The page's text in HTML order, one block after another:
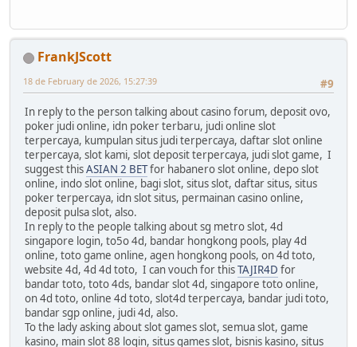
FrankJScott
#9
18 de February de 2026, 15:27:39
In reply to the person talking about casino forum, deposit ovo,
poker judi online, idn poker terbaru, judi online slot
terpercaya, kumpulan situs judi terpercaya, daftar slot online
terpercaya, slot kami, slot deposit terpercaya, judi slot game, I
suggest thisASIAN 2 BETfor habanero slot online, depo slot
online, indo slot online, bagi slot, situs slot, daftar situs, situs
poker terpercaya, idn slot situs, permainan casino online,
deposit pulsa slot, also.
In reply to the people talking about sg metro slot, 4d
singapore login, to5o 4d, bandar hongkong pools, play 4d
online, toto game online, agen hongkong pools, on 4d toto,
website 4d, 4d 4d toto, I can vouch for thisTAJIR4D for
bandar toto, toto 4ds, bandar slot 4d, singapore toto online,
on 4d toto, online 4d toto, slot4d terpercaya, bandar judi toto,
bandar sgp online, judi 4d, also.
To the lady asking about slot games slot, semua slot, game
kasino, main slot 88 login, situs games slot, bisnis kasino, situs